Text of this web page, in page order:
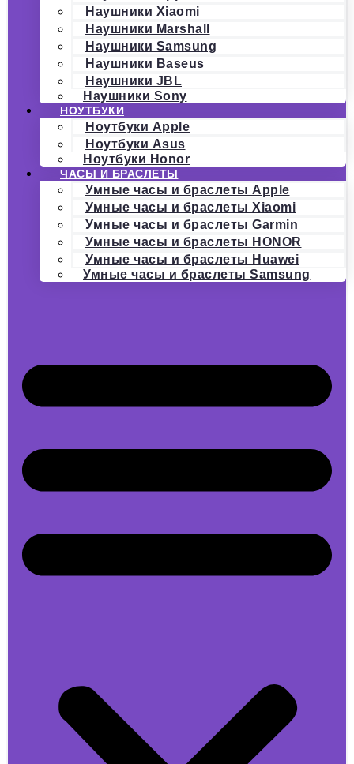
Наушники Xiaomi
Наушники Marshall
Наушники Samsung
Наушники Baseus
Наушники JBL
Наушники Sony
НОУТБУКИ
Ноутбуки Apple
Ноутбуки Asus
Ноутбуки Honor
ЧАСЫ И БРАСЛЕТЫ
Умные часы и браслеты Apple
Умные часы и браслеты Xiaomi
Умные часы и браслеты Garmin
Умные часы и браслеты HONOR
Умные часы и браслеты Huawei
Умные часы и браслеты Samsung